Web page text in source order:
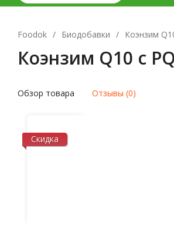
Foodok / Биодобавки / Коэнзим
Коэнзим Q10 с
Обзор товара Отзывы (0)
Скидка